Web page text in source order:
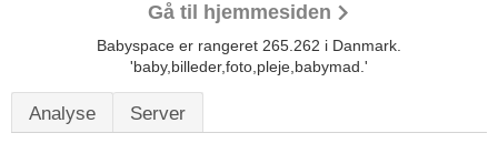
Gå til hjemmesiden
Babyspace er rangeret 265.262 i Danmark.
'baby,billeder,foto,pleje,babymad.'
Analyse Server